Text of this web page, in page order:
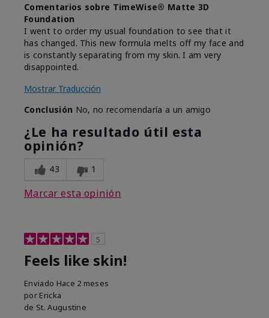
Comentarios sobre TimeWise® Matte 3D
Foundation
I went to order my usual foundation to see that it
has changed. This new formula melts off my face and
is constantly separating from my skin. I am very
disappointed.
Mostrar Traducción
Conclusión No, no recomendaría a un amigo
¿Le ha resultado útil esta
opinión?
43 1
Marcar esta opinión
5
Feels like skin!
Enviado Hace 2 meses
por Ericka
de St. Augustine